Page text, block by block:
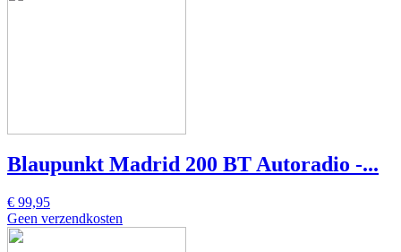
Blaupunkt Madrid 200 BT Autoradio -...
€ 99,95
Geen verzendkosten